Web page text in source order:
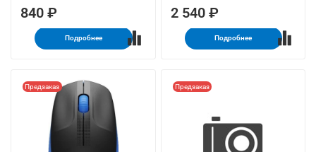
840 ₽
Подробнее
2 540 ₽
Подробнее
Предзаказ Предзаказ